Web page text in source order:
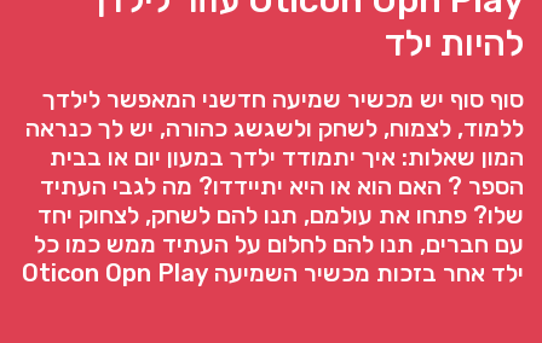
להיות ילד
סוף סוף יש מכשיר שמיעה חדשני המאפשר לילדך
ללמוד, לצמוח, לשחק ולשגשג כהורה, יש לך כנראה
המון שאלות: איך יתמודד ילדך במעון יום או בבית
הספר ? האם הוא או היא יתיידדו? מה לגבי העתיד
שלו? פתחו את עולמם, תנו להם לשחק, לצחוק יחד
עם חברים, תנו להם לחלום על העתיד ממש כמו כל
ילד אחר בזכות מכשיר השמיעה Oticon Opn Play